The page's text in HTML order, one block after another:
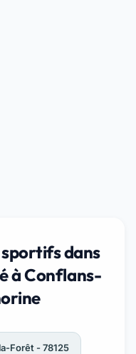
sportifs dans
à Conflans-
Forêt - 78125